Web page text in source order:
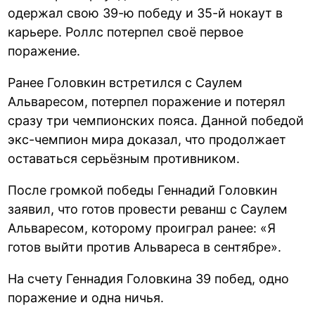
одержал свою 39-ю победу и 35-й нокаут в
карьере. Роллс потерпел своё первое
поражение.
Ранее Головкин встретился с Саулем
Альваресом, потерпел поражение и потерял
сразу три чемпионских пояса. Данной победой
экс-чемпион мира доказал, что продолжает
оставаться серьёзным противником.
После громкой победы Геннадий Головкин
заявил, что готов провести реванш с Саулем
Альваресом, которому проиграл ранее: «Я
готов выйти против Альвареса в сентябре».
На счету Геннадия Головкина 39 побед, одно
поражение и одна ничья.